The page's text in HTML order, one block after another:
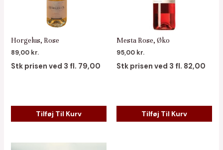
Horgelus, Rose
89,00 kr.
Stk prisen ved 3 fl. 79,00
Tilføj Til Kurv
Mesta Rose, Øko
95,00 kr.
Stk prisen ved 3 fl. 82,00
Tilføj Til Kurv